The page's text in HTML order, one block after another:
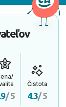
/ 5
Čistota
4.3/ 5